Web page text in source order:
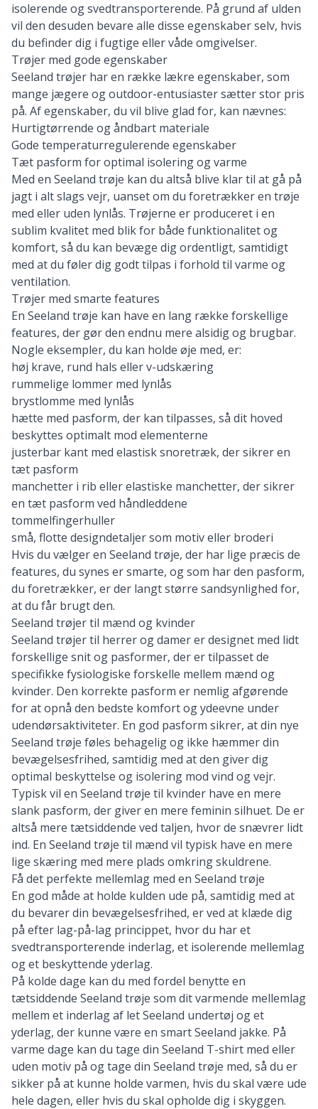
isolerende og svedtransporterende. På grund af ulden
vil den desuden bevare alle disse egenskaber selv, hvis
du befinder dig i fugtige eller våde omgivelser.
Trøjer med gode egenskaber
Seeland trøjer har en række lækre egenskaber, som
mange jægere og outdoor-entusiaster sætter stor pris
på. Af egenskaber, du vil blive glad for, kan nævnes:
Hurtigtørrende og åndbart materiale
Gode temperaturregulerende egenskaber
Tæt pasform for optimal isolering og varme
Med en Seeland trøje kan du altså blive klar til at gå på
jagt i alt slags vejr, uanset om du foretrækker en trøje
med eller uden lynlås. Trøjerne er produceret i en
sublim kvalitet med blik for både funktionalitet og
komfort, så du kan bevæge dig ordentligt, samtidigt
med at du føler dig godt tilpas i forhold til varme og
ventilation.
Trøjer med smarte features
En Seeland trøje kan have en lang række forskellige
features, der gør den endnu mere alsidig og brugbar.
Nogle eksempler, du kan holde øje med, er:
høj krave, rund hals eller v-udskæring
rummelige lommer med lynlås
brystlomme med lynlås
hætte med pasform, der kan tilpasses, så dit hoved
beskyttes optimalt mod elementerne
justerbar kant med elastisk snoretræk, der sikrer en
tæt pasform
manchetter i rib eller elastiske manchetter, der sikrer
en tæt pasform ved håndleddene
tommelfingerhuller
små, flotte designdetaljer som motiv eller broderi
Hvis du vælger en Seeland trøje, der har lige præcis de
features, du synes er smarte, og som har den pasform,
du foretrækker, er der langt større sandsynlighed for,
at du får brugt den.
Seeland trøjer til mænd og kvinder
Seeland trøjer til herrer og damer er designet med lidt
forskellige snit og pasformer, der er tilpasset de
specifikke fysiologiske forskelle mellem mænd og
kvinder. Den korrekte pasform er nemlig afgørende
for at opnå den bedste komfort og ydeevne under
udendørsaktiviteter. En god pasform sikrer, at din nye
Seeland trøje føles behagelig og ikke hæmmer din
bevægelsesfrihed, samtidig med at den giver dig
optimal beskyttelse og isolering mod vind og vejr.
Typisk vil en Seeland trøje til kvinder have en mere
slank pasform, der giver en mere feminin silhuet. De er
altså mere tætsiddende ved taljen, hvor de snævrer lidt
ind. En Seeland trøje til mænd vil typisk have en mere
lige skæring med mere plads omkring skuldrene.
Få det perfekte mellemlag med en Seeland trøje
En god måde at holde kulden ude på, samtidig med at
du bevarer din bevægelsesfrihed, er ved at klæde dig
på efter lag-på-lag princippet, hvor du har et
svedtransporterende inderlag, et isolerende mellemlag
og et beskyttende yderlag.
På kolde dage kan du med fordel benytte en
tætsiddende Seeland trøje som dit varmende mellemlag
mellem et inderlag af let Seeland undertøj og et
yderlag, der kunne være en smart Seeland jakke. På
varme dage kan du tage din Seeland T-shirt med eller
uden motiv på og tage din Seeland trøje med, så du er
sikker på at kunne holde varmen, hvis du skal være ude
hele dagen, eller hvis du skal opholde dig i skyggen.